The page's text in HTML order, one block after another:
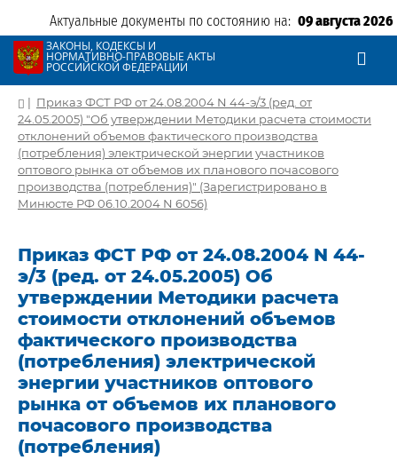
Актуальные документы по состоянию на: 09 августа 2026
ЗАКОНЫ, КОДЕКСЫ И
НОРМАТИВНО-ПРАВОВЫЕ АКТЫ
РОССИЙСКОЙ ФЕДЕРАЦИИ
| Приказ ФСТ РФ от 24.08.2004 N 44-э/3 (ред. от
24.05.2005) "Об утверждении Методики расчета стоимости
отклонений объемов фактического производства
(потребления) электрической энергии участников
оптового рынка от объемов их планового почасового
производства (потребления)" (Зарегистрировано в
Минюсте РФ 06.10.2004 N 6056)
Приказ ФСТ РФ от 24.08.2004 N 44-
э/3 (ред. от 24.05.2005) Об
утверждении Методики расчета
стоимости отклонений объемов
фактического производства
(потребления) электрической
энергии участников оптового
рынка от объемов их планового
почасового производства
(потребления)